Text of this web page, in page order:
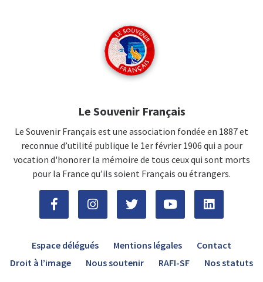
Le Souvenir Français
Le Souvenir Français est une association fondée en 1887 et
reconnue d’utilité publique le 1er février 1906 qui a pour
vocation d'honorer la mémoire de tous ceux qui sont morts
pour la France qu’ils soient Français ou étrangers.
Espace délégués Mentions légales
Contact
Droit à l’image
Nous soutenir RAFI-SF Nos statuts